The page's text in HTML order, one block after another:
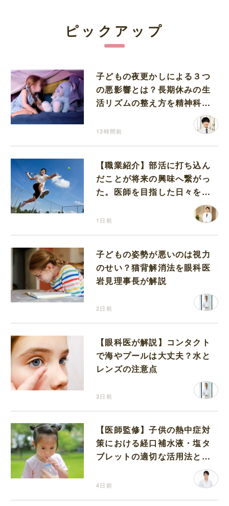
ピックアップ
子どもの夜更かしによる３つ
の悪影響とは？長期休みの生
活リズムの整え方を精神科医
13時間前
【職業紹介】部活に打ち込ん
だことが将来の興味へ繋がっ
た。医師を目指した日々を振
1日前
子どもの姿勢が悪いのは視力
のせい？猫背解消法を眼科医
岩見理事長が解説
2日前
【眼科医が解説】コンタクト
で海やプールは大丈夫？水と
レンズの注意点
3日前
【医師監修】子供の熱中症対
策における経口補水液・塩タ
ブレットの適切な活用法と水
4日前